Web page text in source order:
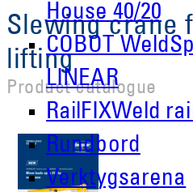
House 40/20
COBOT
LINEAR
RailFIXWeld
Rundbord
Verktygsarena
Slewing crane
lifting
Product catalogue